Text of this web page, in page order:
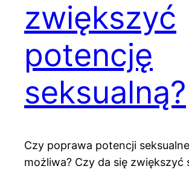
zwiększyć
potencję
seksualną?
Czy poprawa potencji
możliwa? Czy da się zwiększyć